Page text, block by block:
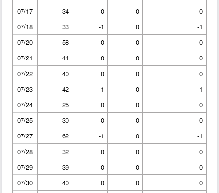
07/17
34 0 0
0
07/18
33 -1 0
-1
07/20
58 0 0
0
07/21
44 0 0
0
07/22
40 0 0
0
07/23
42 -1 0
-1
07/24
25 0 0
0
07/25
30 0 0
0
07/27
62 -1 0
-1
07/28
32 0 0
0
07/29
39 0 0
0
07/30
40 0 0
0